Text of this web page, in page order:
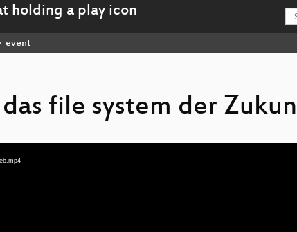
event
file system der